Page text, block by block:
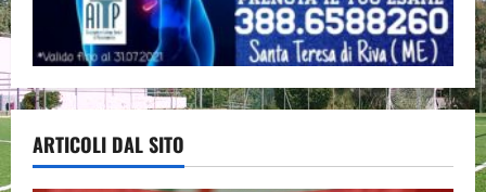
ARTICOLI DAL SITO